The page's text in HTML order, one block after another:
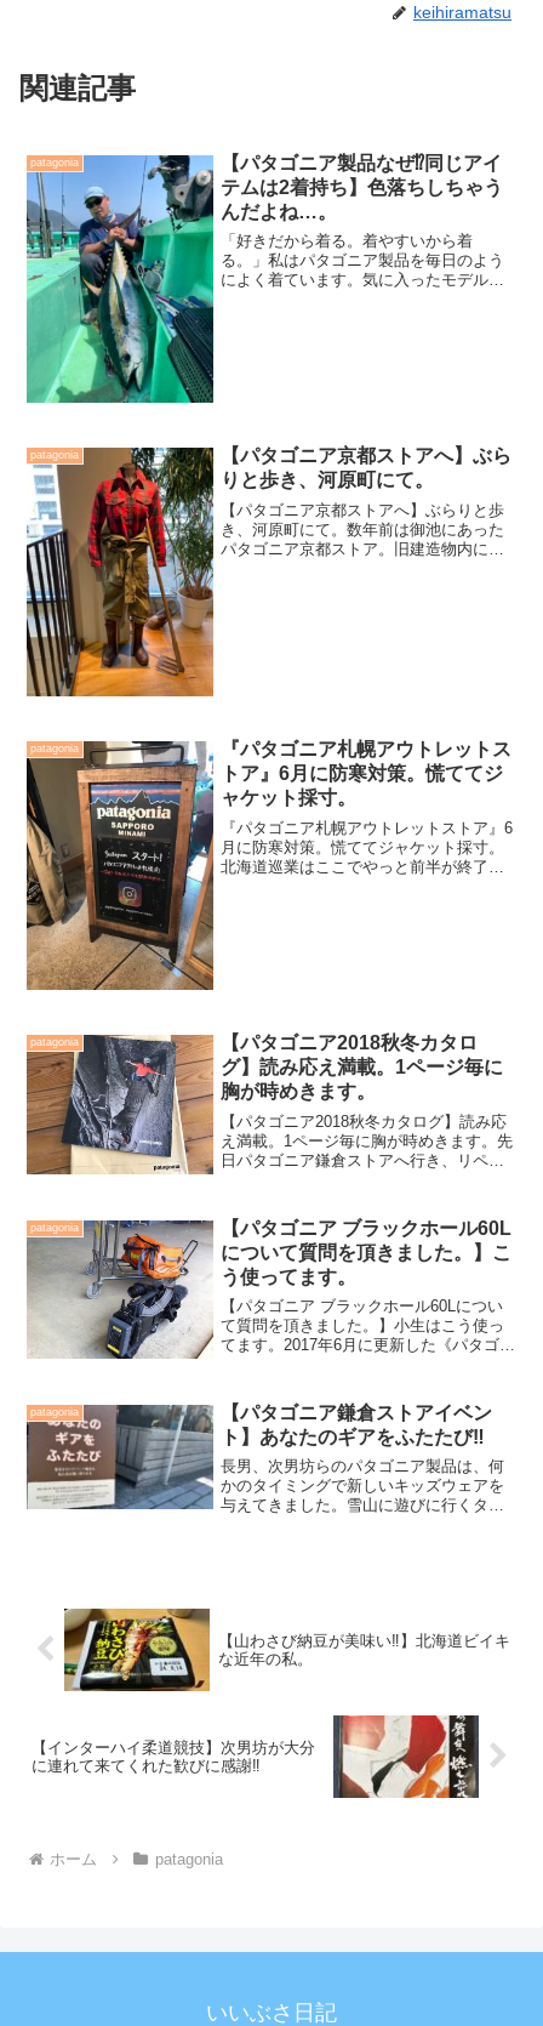
keihiramatsu
関連記事
patagonia
【パタゴニア製品なぜ⁉️同じアイ
テムは2着持ち】色落ちしちゃう
んだよね…。
「好きだから着る。着やすいから着
る。」私はパタゴニア製品を毎日のよう
によく着ています。気に入ったモデルは
patagonia
【パタゴニア京都ストアへ】ぶら
りと歩き、河原町にて。
【パタゴニア京都ストアへ】ぶらりと歩
き、河原町にて。数年前は御池にあった
パタゴニア京都ストア。旧建造物内にあ
patagonia
『パタゴニア札幌アウトレットス
トア』6月に防寒対策。慌ててジ
ャケット採寸。
『パタゴニア札幌アウトレットストア』6
月に防寒対策。慌ててジャケット採寸。
北海道巡業はここでやっと前半が終了。
patagonia
【パタゴニア2018秋冬カタロ
グ】読み応え満載。1ページ毎に
胸が時めきます。
【パタゴニア2018秋冬カタログ】読み応
え満載。1ページ毎に胸が時めきます。先
日パタゴニア鎌倉ストアへ行き、リペア
ダーを見つけた、と【いいぶさ日記】に
書き綴った。●【パ...
patagonia
【パタゴニア ブラックホール60L
について質問を頂きました。】こ
う使ってます。
【パタゴニア ブラックホール60Lについ
て質問を頂きました。】小生はこう使っ
てます。2017年6月に更新した《パタゴニ
更新こちらを読んでいただいた方から、
近々...
patagonia
【パタゴニア鎌倉ストアイベン
ト】あなたのギアをふたたび‼️
長男、次男坊らのパタゴニア製品は、何
かのタイミングで新しいキッズウェアを
与えてきました。雪山に遊びに行くタイ
【山わさび納豆が美味い‼️】北海道ビイキ
な近年の私。
【インターハイ柔道競技】次男坊が大分
に連れて来てくれた歓びに感謝‼️
ホーム patagonia
いいぶさ日記